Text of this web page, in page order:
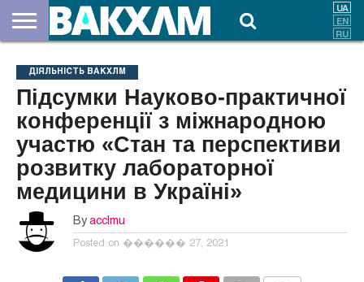
НАС
ВНЕСКИ
ДОКУМЕНТИ
НОВИНИ
КОНТАКТИ
ДІЯЛЬНІСТЬ ВАКХЛМ
Підсумки Науково-практичної
конференції з міжнародною
участю «Стан та перспективи
розвитку лабораторної
медицини в Україні»
By acclmu
Posted on ������ 27, 2021